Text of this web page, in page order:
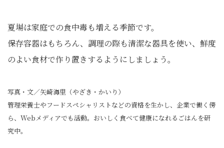
夏場は家庭での食中毒も増える季節です。
保存容器はもちろん、調理の際も清潔な器具を使い、鮮度
のよい食材で作り置きするようにしましょう。
写真・文／矢崎海里（やざき・かいり）
管理栄養士やフードスペシャリストなどの資格を生かし、企業で働く傍
ら、Webメディアでも活動。おいしく食べて健康になれるごはんを研
究中。